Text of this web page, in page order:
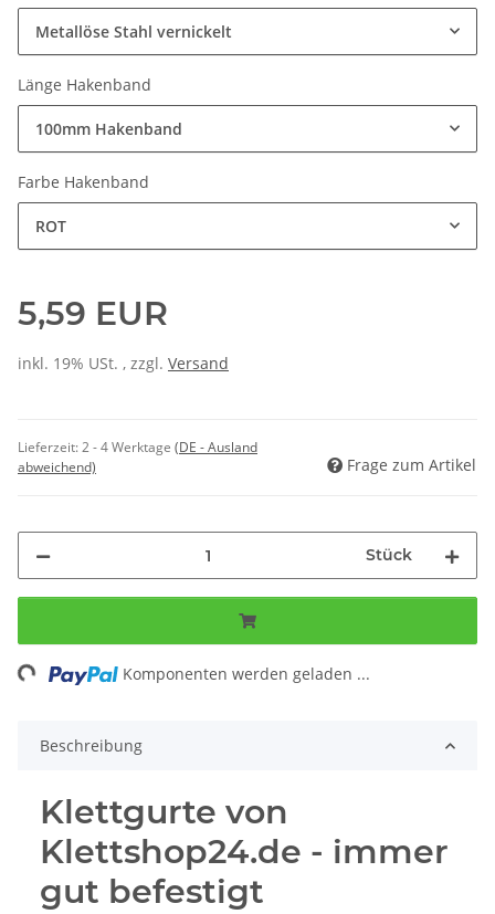
Metallöse Stahl vernickelt
Länge Hakenband
100mm Hakenband
Farbe Hakenband
ROT
5,59 EUR
inkl. 19% USt. , zzgl. Versand
Lieferzeit:2 - 4 Werktage (DE - Ausland
abweichend)
Frage zum Artikel
Stück
Komponenten werden geladen ...
Beschreibung
Klettgurte von
Klettshop24.de - immer
gut befestigt